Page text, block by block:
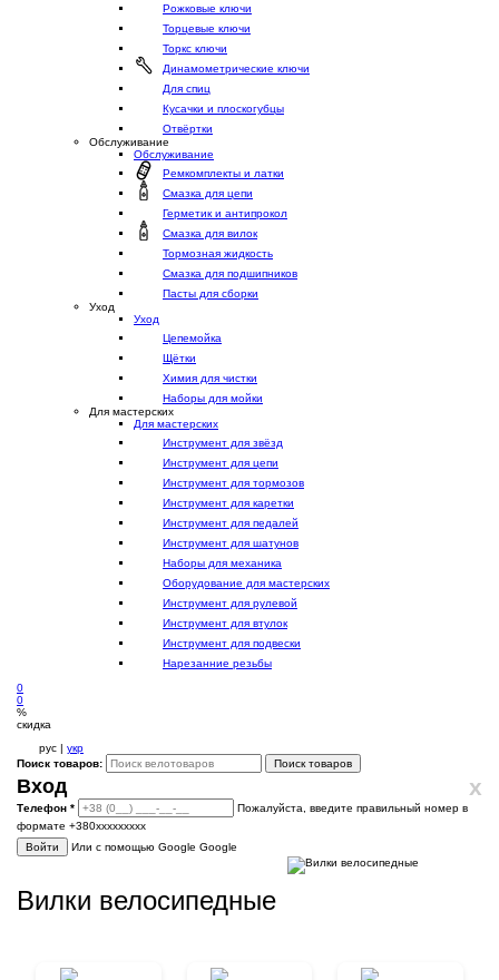
Рожковые ключи
Торцевые ключи
Торкс ключи
Динамометрические ключи
Для спиц
Кусачки и плоскогубцы
Отвёртки
Обслуживание
Обслуживание
Ремкомплекты и латки
Смазка для цепи
Герметик и антипрокол
Смазка для вилок
Тормозная жидкость
Смазка для подшипников
Пасты для сборки
Уход
Уход
Цепемойка
Щётки
Химия для чистки
Наборы для мойки
Для мастерских
Для мастерских
Инструмент для звёзд
Инструмент для цепи
Инструмент для тормозов
Инструмент для каретки
Инструмент для педалей
Инструмент для шатунов
Наборы для механика
Оборудование для мастерских
Инструмент для рулевой
Инструмент для втулок
Инструмент для подвески
Нарезанние резьбы
0
0
%
скидка
рус | укр
Поиск товаров:
Поиск товаров
x
Вход
Телефон *
Пожалуйста, введите правильный номер в
формате +380ххххххххх
Войти
Или с помощью Google Google
Вилки велосипедные